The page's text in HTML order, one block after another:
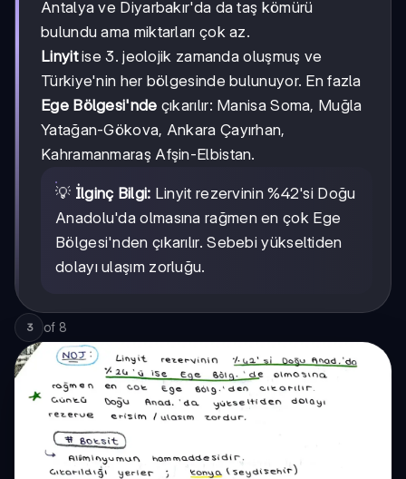
Antalya ve Diyarbakır'da da taş kömürü
bulundu ama miktarları çok az.
Linyitise 3. jeolojik zamanda oluşmuş ve
Türkiye'nin her bölgesinde bulunuyor. En fazla
Ege Bölgesi'nde çıkarılır: Manisa Soma, Muğla
Yatağan-Gökova, Ankara Çayırhan,
Kahramanmaraş Afşin-Elbistan.
💡 İlginç Bilgi: Linyit rezervinin %42'si Doğu
Anadolu'da olmasına rağmen en çok Ege
Bölgesi'nden çıkarılır. Sebebi yükseltiden
dolayı ulaşım zorluğu.
3 of 8